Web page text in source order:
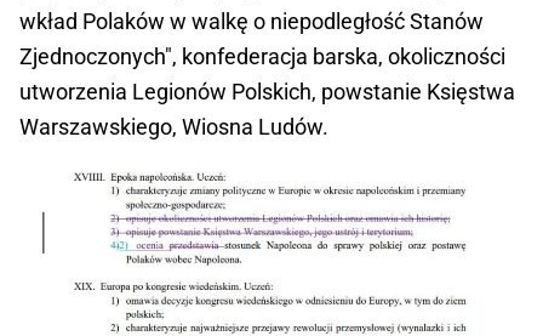
wkład Polaków w walkę o niepodległość Stanów
Zjednoczonych", konfederacja barska, okoliczności
utworzenia Legionów Polskich, powstanie Księstwa
Warszawskiego, Wiosna Ludów.